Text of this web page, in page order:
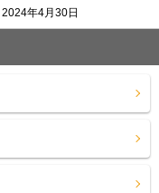
2024年4月30日